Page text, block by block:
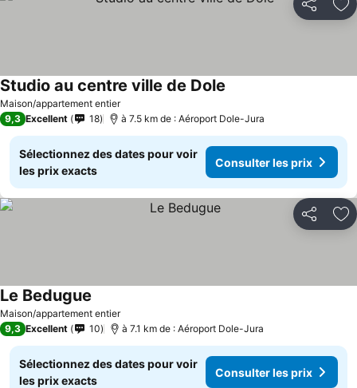
Partager
Maison/appartement entier
Studio au centre ville de Dole
9,3 Excellent 18 à 7.5 km de : Aéroport Dole-Jura
Sélectionnez des dates pour voir
les prix exacts
Consulter les prix
Partager
Maison/appartement entier
Le Bedugue
9,3 Excellent 10 à 7.1 km de : Aéroport Dole-Jura
Sélectionnez des dates pour voir
les prix exacts
Consulter les prix